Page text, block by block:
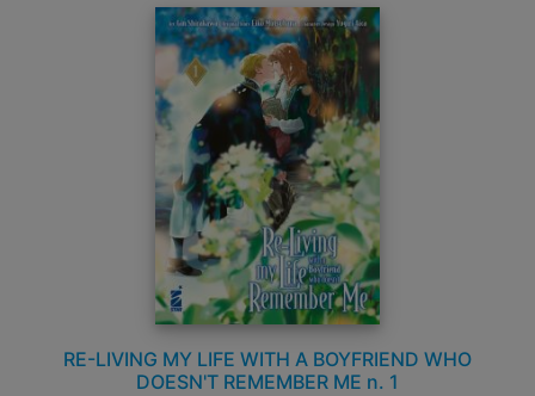
RE-LIVING MY LIFE WITH A BOYFRIEND WHO
DOESN'T REMEMBER ME n. 1